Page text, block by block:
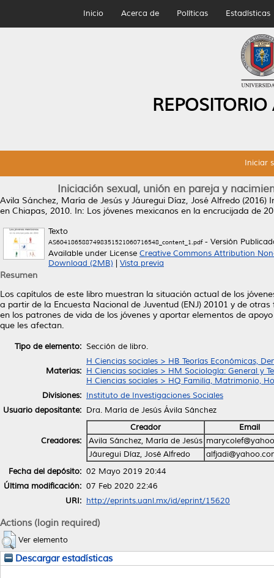
Inicio Acerca de Políticas Estadísticas
Iniciar
Iniciación sexual, unión en pareja y
Avila Sánchez, María de Jesús y Jáuregui Díaz, José Alfredo (2016)
en Chiapas, 2010. In: Los jóvenes mexicanos en la encrucijada de
Texto
AS6041865887498351521060716548_content_1.pdf- Versión
Available under License Creative Commons Attribution
Download (2MB)
Vista previa
Resumen
Los capítulos de este libro muestran la situación actual de los
a partir de la Encuesta Nacional de Juventud (ENJ) 20101 y de
en los patrones de vida de los jóvenes y aportar elementos de
que les afectan.
Tipo de elemento: Sección de libro.
Materias:
H Ciencias sociales > HB Teorías Económicas,
H Ciencias sociales > HM Sociología: General y
H Ciencias sociales > HQ Familia, Matrimonio,
Divisiones: Instituto de Investigaciones Sociales
Usuario depositante: Dra. María de Jesús Ávila Sánchez
Creadores:
Creador
Email
Avila Sánchez, María de Jesús
Jáuregui Díaz, José Alfredo
Fecha del depósito: 02 Mayo 2019 20:44
Última modificación: 07 Feb 2020 22:46
URI: http://eprints.uanl.mx/id/eprint/15620
Actions (login required)
Ver elemento
Descargar estadísticas